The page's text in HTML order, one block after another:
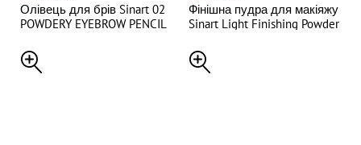
Олівець для брів Sinart 02
POWDERY EYEBROW PENCIL
Фінішна пудра для макіяжу
Sinart Light Finishing Powder